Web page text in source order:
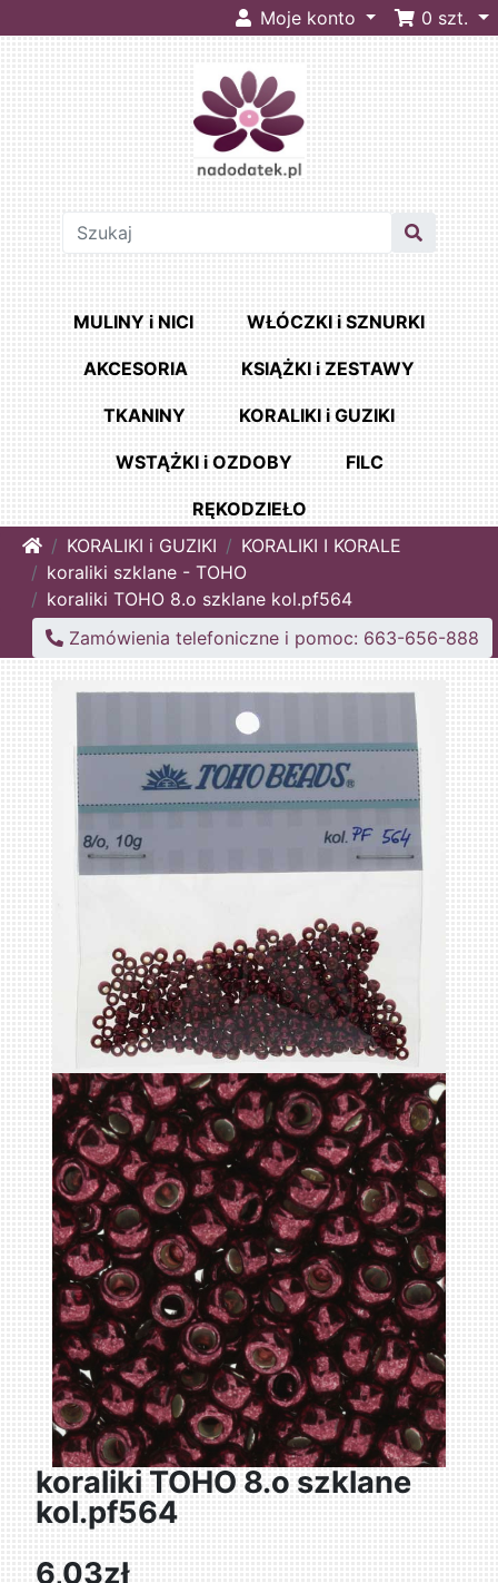
Moje konto 0 szt.
MULINY i NICI WŁÓCZKI i SZNURKI
AKCESORIA KSIĄŻKI i ZESTAWY
TKANINY KORALIKI i GUZIKI
WSTĄŻKI i OZDOBY FILC
RĘKODZIEŁO
HomeKORALIKI i GUZIKI
KORALIKI I KORALE
koraliki szklane - TOHO
koraliki TOHO 8.o szklane kol.pf564
Zamówienia telefoniczne i pomoc: 663-656-888
koraliki TOHO 8.o szklane
kol.pf564
6,03zł